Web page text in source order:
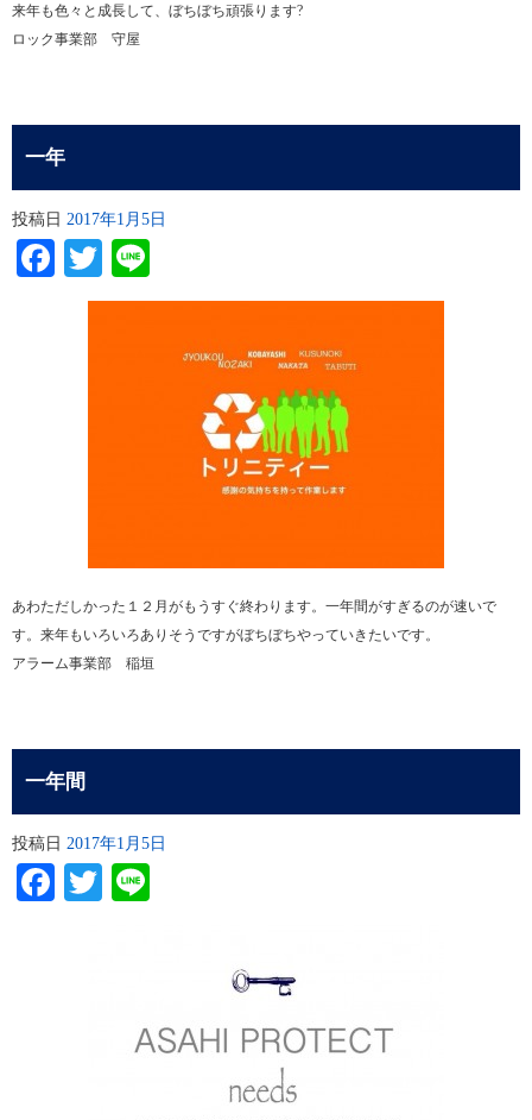
来年も色々と成長して、ぼちぼち頑張ります?
ロック事業部 守屋
一年
投稿日 2017年1月5日
Facebook
Twitter
あわただしかった１２月がもうすぐ終わります。一年間がすぎるのが速いで
す。来年もいろいろありそうですがぼちぼちやっていきたいです。
アラーム事業部 稲垣
一年間
投稿日 2017年1月5日
Facebook
Twitter